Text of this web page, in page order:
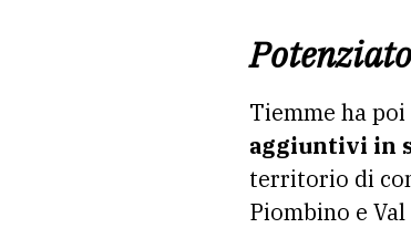
Tiemme ha
aggiuntivi in
territorio di
Piombino e